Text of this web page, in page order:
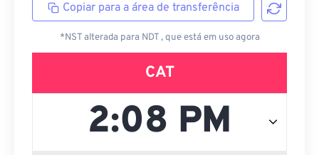
Copiar para a área de transferência
*NST alterada para NDT , que está em uso agora
CAT